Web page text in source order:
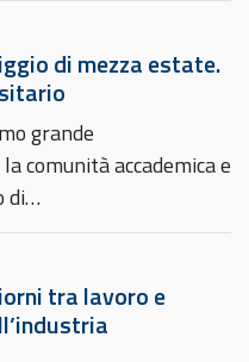
di mezza estate.
grande
comunità accademica e
di…
tra lavoro e